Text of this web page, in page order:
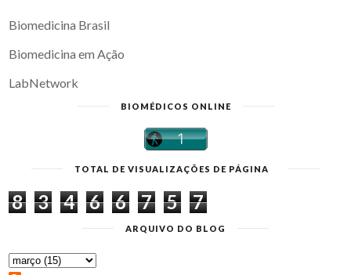
Biomedicina Brasil
Biomedicina em Ação
LabNetwork
BIOMÉDICOS ONLINE
TOTAL DE VISUALIZAÇÕES DE PÁGINA
8 3 4 6 6 7 5 7
ARQUIVO DO BLOG